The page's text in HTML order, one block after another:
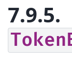
7.9.5.